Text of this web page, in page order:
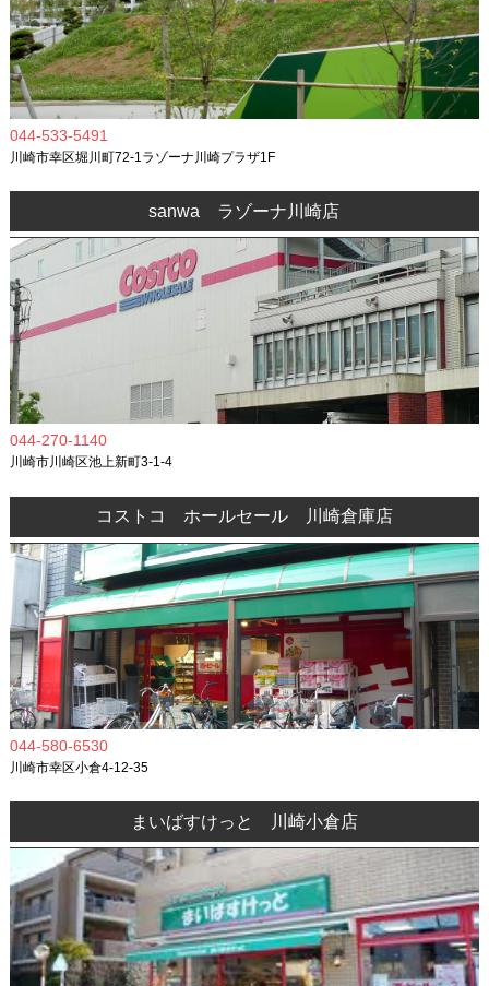
044-533-5491
川崎市幸区堀川町72-1ラゾーナ川崎プラザ1F
sanwa ラゾーナ川崎店
044-270-1140
川崎市川崎区池上新町3-1-4
コストコ ホールセール 川崎倉庫店
044-580-6530
川崎市幸区小倉4-12-35
まいばすけっと 川崎小倉店